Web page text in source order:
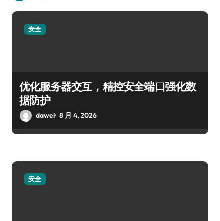
安全
优化服务器交互，精控安全端口强化数
据防护
dawei 8 月 4, 2026
安全